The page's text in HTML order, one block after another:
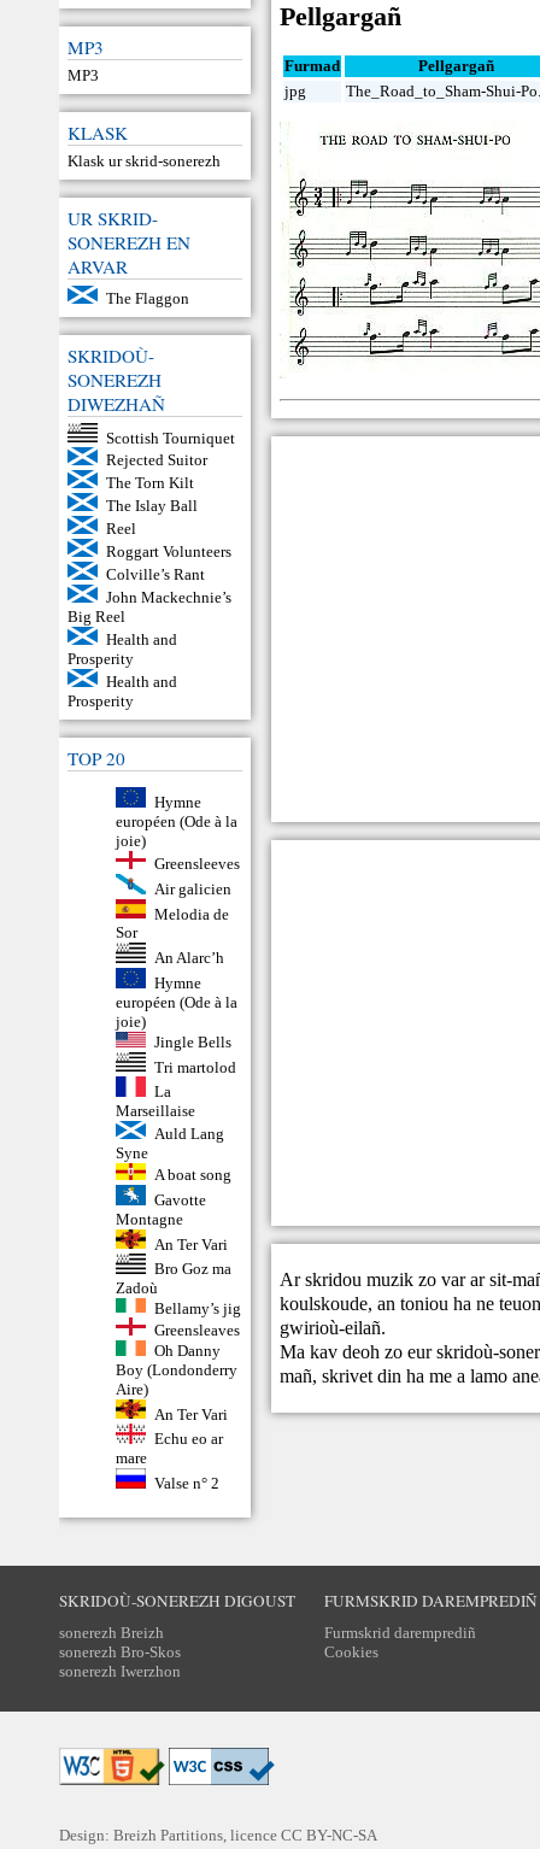
MP3
MP3
KLASK
Klask ur skrid-sonerezh
UR SKRID-
SONEREZH EN
ARVAR
The Flaggon
SKRIDOÙ-
SONEREZH
DIWEZHAÑ
Scottish Tourniquet
Rejected Suitor
The Torn Kilt
The Islay Ball
Reel
Roggart Volunteers
Colville’s Rant
John Mackechnie’s
Big Reel
Health and
Prosperity
Health and
Prosperity
TOP 20
Hymne
européen (Ode à la
joie)
Greensleeves
Air galicien
Melodia de
Sor
An Alarc’h
Hymne
européen (Ode à la
joie)
Jingle Bells
Tri martolod
La
Marseillaise
Auld Lang
Syne
A boat song
Gavotte
Montagne
An Ter Vari
Bro Goz ma
Zadoù
Bellamy’s jig
Greensleaves
Oh Danny
Boy (Londonderry
Aire)
An Ter Vari
Echu eo ar
mare
Valse n° 2
Pellgargañ
Furmad
Pellgargañ
jpg
The_Road_to_Sham-Shui-
Ar skridou muzik zo var ar sit-
koulskoude, an toniou ha ne
gwirioù-eilañ.
Ma kav deoh zo eur skridoù-
mañ,skrivet din ha me a lamo
SKRIDOÙ-SONEREZH DIGOUST
sonerezh Breizh
sonerezh Bro-Skos
sonerezh Iwerzhon
FURMSKRID DAREMPREDIÑ
Furmskrid daremprediñ
Cookies
Design: Breizh Partitions, licence CC BY-NC-SA